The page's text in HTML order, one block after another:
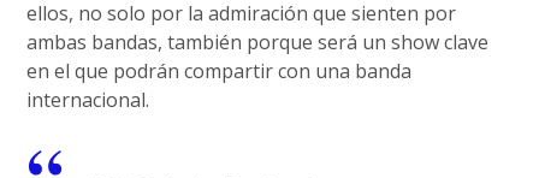
ellos, no solo por la admiración que sienten por
ambas bandas, también porque será un show clave
en el que podrán compartir con una banda
internacional.